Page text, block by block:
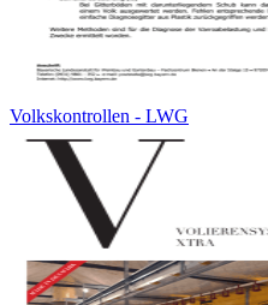
Volkskontrollen - LWG